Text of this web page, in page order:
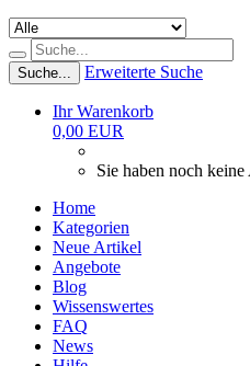
Suche... Erweiterte Suche
Ihr Warenkorb
0,00 EUR
Sie haben noch
Home
Kategorien
Neue Artikel
Angebote
Blog
Wissenswertes
FAQ
News